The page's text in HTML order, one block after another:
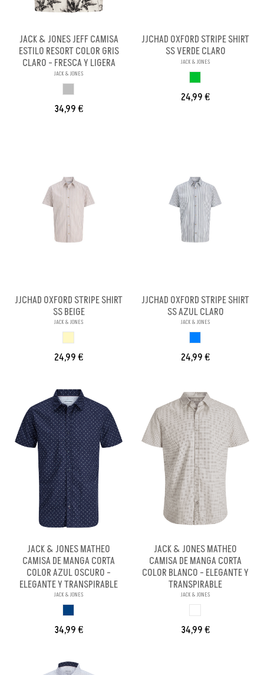
JACK & JONES JEFF CAMISA
ESTILO RESORT COLOR GRIS
CLARO - FRESCA Y LIGERA
JACK & JONES
34,99 €
JJCHAD OXFORD STRIPE SHIRT
SS VERDE CLARO
JACK & JONES
24,99 €
JJCHAD OXFORD STRIPE SHIRT
SS BEIGE
JACK & JONES
24,99 €
JJCHAD OXFORD STRIPE SHIRT
SS AZUL CLARO
JACK & JONES
24,99 €
JACK & JONES MATHEO
CAMISA DE MANGA CORTA
COLOR AZUL OSCURO -
ELEGANTE Y TRANSPIRABLE
JACK & JONES
34,99 €
JACK & JONES MATHEO
CAMISA DE MANGA CORTA
COLOR BLANCO - ELEGANTE Y
TRANSPIRABLE
JACK & JONES
34,99 €